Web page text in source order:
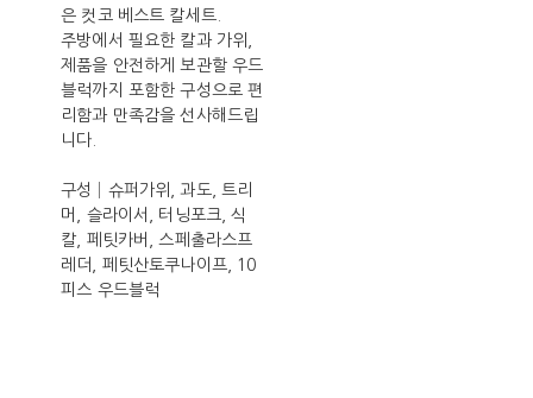
은 컷코 베스트 칼세트.
주방에서 필요한 칼과 가위,
제품을 안전하게 보관할 우드
블럭까지 포함한 구성으로 편
리함과 만족감을 선사해드립
니다.
구성│슈퍼가위, 과도, 트리
머, 슬라이서, 터닝포크, 식
칼, 페팃카버, 스페출라스프
레더, 페팃산토쿠나이프, 10
피스 우드블럭